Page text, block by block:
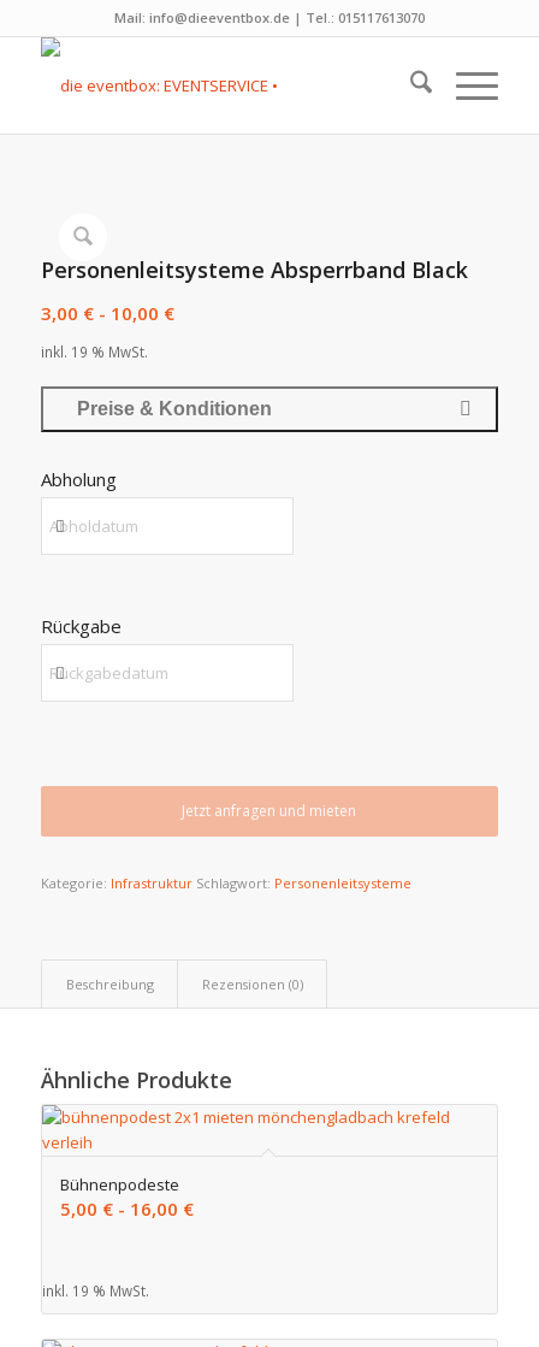
Mail: info@dieeventbox.de | Tel.: 015117613070
Personenleitsysteme Absperrband Black
3,00 €- 10,00 €
inkl. 19 % MwSt.
Preise & Konditionen
Abholung
Rückgabe
Jetzt anfragen und mieten
Kategorie: Infrastruktur Schlagwort: Personenleitsysteme
Beschreibung Rezensionen (0)
Ähnliche Produkte
Bühnenpodeste
5,00 €- 16,00 €
inkl. 19 % MwSt.